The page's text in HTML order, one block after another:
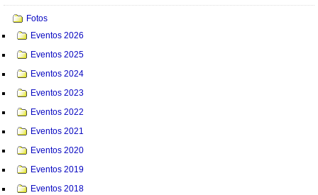
Fotos
Eventos 2026
Eventos 2025
Eventos 2024
Eventos 2023
Eventos 2022
Eventos 2021
Eventos 2020
Eventos 2019
Eventos 2018